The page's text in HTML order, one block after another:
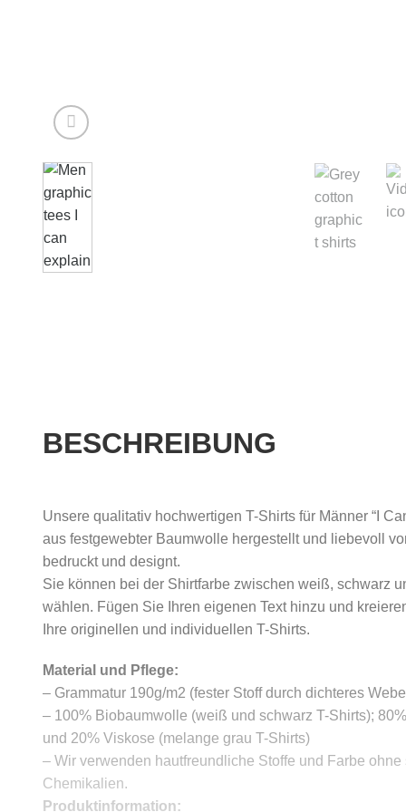
BESCHREIBUNG
Unsere qualitativ hochwertigen T-Shirts für Männer “I
aus festgewebter Baumwolle hergestellt und liebevoll
bedruckt und designt.
Sie können bei der Shirtfarbe zwischen weiß, schwarz
wählen. Fügen Sie Ihren eigenen Text hinzu und
Ihre originellen und individuellen T-Shirts.
Material und Pflege:
– Grammatur 190g/m2 (fester Stoff durch dichteres
– 100% Biobaumwolle (weiß und schwarz T-Shirts);
und 20% Viskose (melange grau T-Shirts)
– Wir verwenden hautfreundliche Stoffe und Farbe ohne
Chemikalien.
Produktinformation: